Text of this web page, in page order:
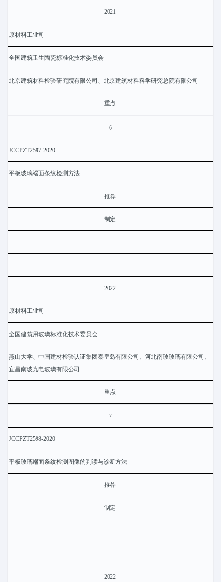
2021
原材料工业司
全国建筑卫生陶瓷标准化技术委员会
北京建筑材料检验研究院有限公司、北京建筑材料科学研究总院有限公司
重点
6
JCCPZT2597-2020
平板玻璃端面条纹检测方法
推荐
制定
2022
原材料工业司
全国建筑用玻璃标准化技术委员会
燕山大学、中国建材检验认证集团秦皇岛有限公司、河北南玻玻璃有限公司、
宜昌南玻光电玻璃有限公司
重点
7
JCCPZT2598-2020
平板玻璃端面条纹检测图像的判读与诊断方法
推荐
制定
2022